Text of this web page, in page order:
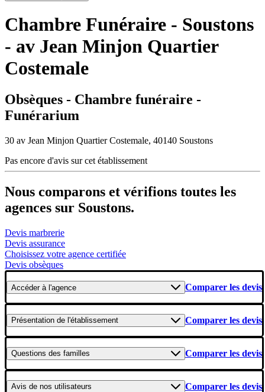
Chambre Funéraire - Soustons
- av Jean Minjon Quartier
Costemale
Obsèques - Chambre funéraire -
Funérarium
30 av Jean Minjon Quartier Costemale, 40140 Soustons
Pas encore d'avis sur cet établissement
Nous comparons et vérifions toutes les
agences sur Soustons.
Devis marbrerie
Devis assurance
Choisissez votre agence certifiée
Devis obsèques
Accéderà l'agence Comparer les devis
Présentation de l'établissement Comparer les devis
Questions des familles Comparer les devis
Avis de nos utilisateurs Comparer les devis